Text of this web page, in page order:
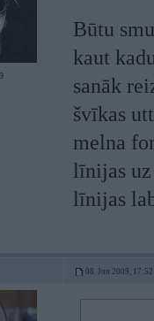
Būtu
kaut
sanāk
švīkas
melna
līnijas
līnijas
08. Jun 2009, 17:52